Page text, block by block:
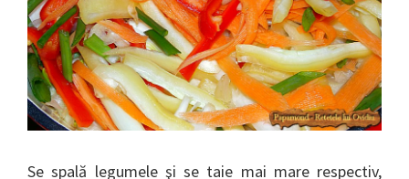
Se spală legumele şi se taie mai mare respectiv,